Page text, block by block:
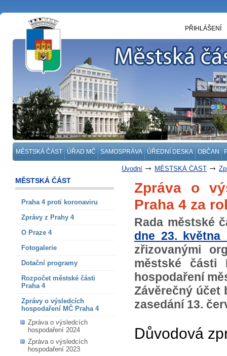
MĚSTSKÁ ČÁST ÚŘAD MČ SAMOSPRÁVA ÚŘEDNÍ DESKA OBČAN
PŘIHLÁŠENÍ
Úvodní MĚSTSKÁ ČÁST
MĚSTSKÁ ČÁST
Praha 4 proti koronaviru
Zprávy z Prahy 4
O Praze 4
Fotogalerie
Dotační programy
Rozpočet městské části
Praha 4
Zprávy o výsledcích
hospodaření MČ Praha 4
Zpráva o výsledcích
hospodaření 2024
Zpráva o výsledcích
hospodaření 2023
Zpráva o
Praha 4 za
Rada městské
dne 23. května
zřizovanými
městské části
hospodaření
Závěrečný účet
zasedání 13.
Důvodová